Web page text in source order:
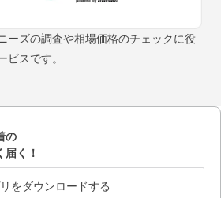
ーズの調査や相場価格のチェックに役
ビスです。
の
届く！
をダウンロードする